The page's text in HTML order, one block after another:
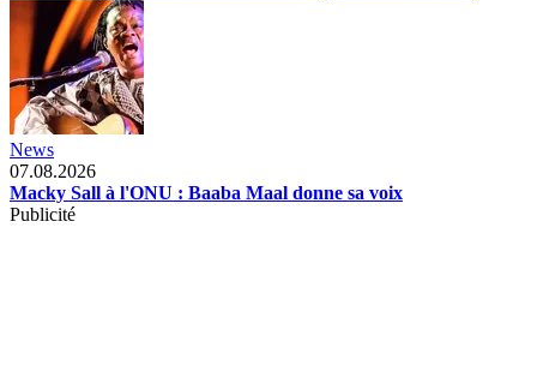
News
07.08.2026
Macky Sall à l'ONU : Baaba Maal donne sa voix
Publicité